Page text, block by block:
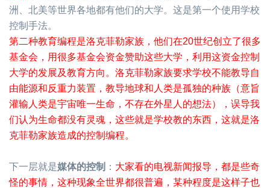
洲、北美等世界各地都有他们的大学。这是第一个使用学校
控制手法。
第二种教育编程是洛克菲勒家族，他们在20世纪创立了很多
基金会，用很多基金会资金赞助这些大学，利用这资金控制
大学的发展及教育方向。洛克菲勒家族要求学校不能教导自
由能源和反重力装置，教导地球和人类是孤独的种族（意旨
灌输人类是宇宙唯一生命，不存在外星人的想法），误导我
们认为生命都没有灵魂，这些就是学校教的东西，这就是洛
克菲勒家族造成的控制编程。
下一层就是媒体的控制 ： 大家看的电视新闻报导，都是些奇
怪的事情，这种现象全世界都很普遍，某种程度是这样子也